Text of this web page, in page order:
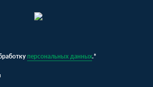
персональных данных.*